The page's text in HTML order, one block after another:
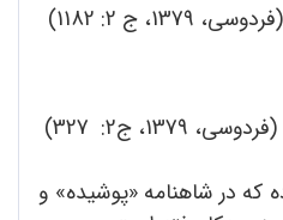
ج 2: 1182)
ج2: 327)
که در شاهنامه «پوشیده» و